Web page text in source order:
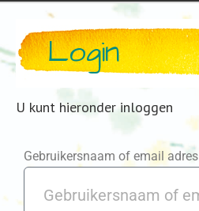
Login
U kunt hieronder inloggen
Gebruikersnaam of email adres